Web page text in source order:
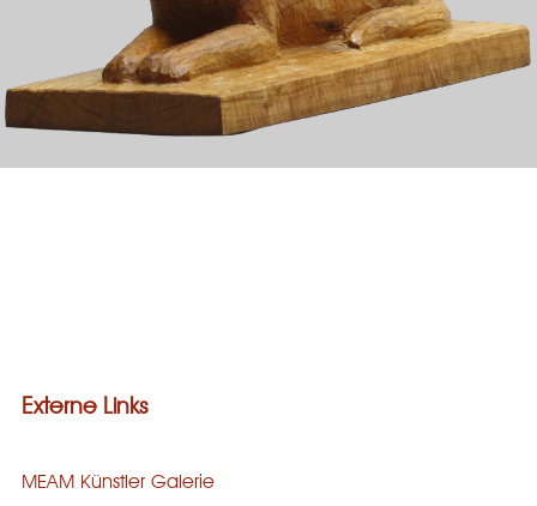
Steinguss
Holz
Externe Links
MEAM Künstler Galerie